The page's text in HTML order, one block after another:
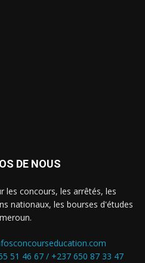
DE NOUS
les concours, les arrêtés, les
nationaux, les bourses d'études
51 46 67 / +237 650 87 33 47